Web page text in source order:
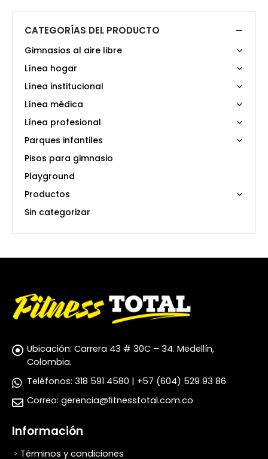
CATEGORÍAS DEL PRODUCTO
Gimnasios al aire libre
Línea hogar
Línea institucional
Línea médica
Línea profesional
Parques infantiles
Pisos para gimnasio
Playground
Productos
Sin categorizar
Ubicación: Carrera 43 # 30C – 34. Medellín,
Colombia.
Teléfonos: 318 591 4580 | +57 (604) 529 93 86
Correo: gerencia@ﬁtnesstotal.com.co
Información
Términos y condiciones